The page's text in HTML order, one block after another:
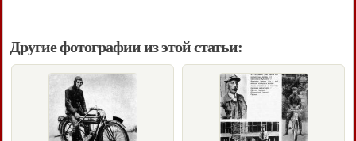
Другие фотографии из этой статьи: